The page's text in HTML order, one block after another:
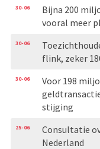
30-06
Bijna 200
vooral meer
30-06
flink, zeker
30-06
Voor 198
stijging
25-06
Consultatie
Nederland